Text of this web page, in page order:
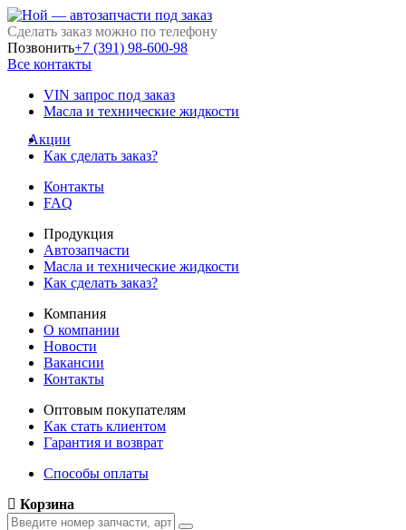
Сделать заказ можно по телефону
Позвонить+7 (391) 98-600-98
Все контакты
VIN запрос под заказ
Масла и технические жидкости
Акции
Как сделать заказ?
Контакты
FAQ
Продукция
Автозапчасти
Масла и технические жидкости
Как сделать заказ?
Компания
О компании
Новости
Вакансии
Контакты
Оптовым покупателям
Как стать клиентом
Гарантия и возврат
Способы оплаты
Корзина